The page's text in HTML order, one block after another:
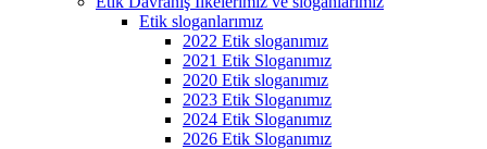
Etik sloganlarımız
2022 Etik sloganımız
2021 Etik Sloganımız
2020 Etik sloganımız
2023 Etik Sloganımız
2024 Etik Sloganımız
2026 Etik Sloganımız